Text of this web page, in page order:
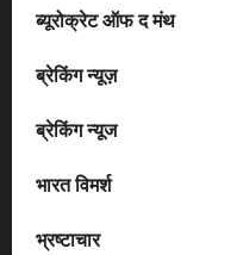
ब्यूरोक्रेट ऑफ द मंथ
ब्रेकिंग न्यूज़
ब्रेकिंग न्यूज
भारत विमर्श
भ्रष्टाचार